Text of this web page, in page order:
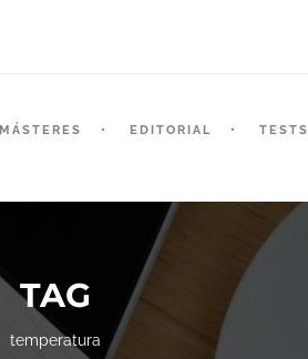
MÁSTERES EDITORIAL TESTS
TAG
temperatura